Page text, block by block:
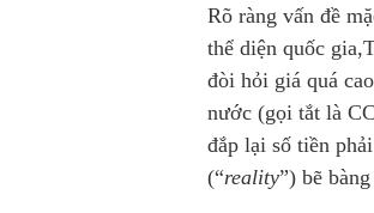
Rõ ràng vấn đề
thể diện quốc
đòi hỏi giá quá
nước (gọi tắt là
đắp lại số tiền
(“reality”) bẽ